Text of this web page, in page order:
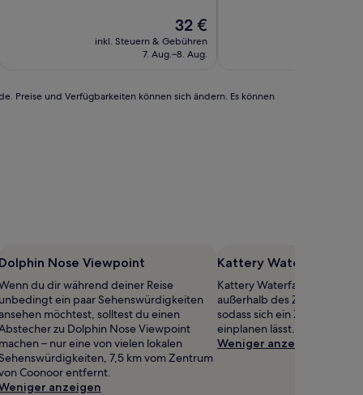
Der
Preis
beträgt
32 €
inkl. Steuern & Gebühren
7. Aug.–8. Aug.
Preise und Verfügbarkeiten können sich ändern. Es können
Dolphin Nose Viewpoint
du dir während deiner Reise
unbedingt ein paar Sehenswürdigkeiten
ansehen möchtest, solltest du einen
zu Dolphin Nose Viewpoint
machen – nur eine von vielen lokalen
7,5 km vom Zentrum
Coonoor entfernt.
anzeigen
Kattery Waterfalls
Kattery Waterfalls befindet
außerhalb des Zentrums
sodass sich ein
einplanen lässt.
Weniger anzeigen